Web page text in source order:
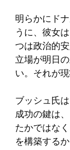
明らかにド
うに、彼女
つは政治的
立場が明日
い。それが
ブッシュ氏
成功の鍵は
たかではな
を構築する